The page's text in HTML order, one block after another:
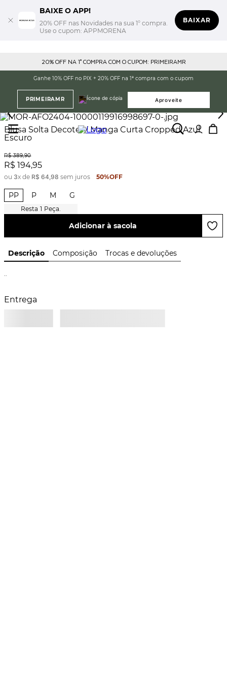
BAIXE O APP!
20% OFF nas Novidades na sua 1° compra.
Use o cupom: APPMORENA
BAIXAR
20% OFF NA 1° COMPRA COM O CUPOM: PRIMEIRAMR
Ganhe 10% OFF no PIX + 20% OFF na 1ª compra com o cupom
PRIMEIRAMR Aproveite
Blusa Solta Decote V Manga Curta Cropped Azul
Escuro
R$ 389,90
R$ 194,95
ou 3x de R$ 64,98 sem juros 50%OFF
PP P M G
1 Peça.
Adicionar à sacola
Descrição Composição Trocas e devoluções
..
Entrega